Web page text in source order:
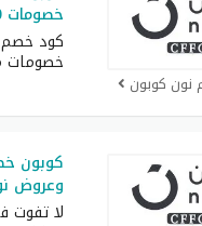
كوبون
خصومات 80% مميز لكل العملاء
كود
خصومات
وعروض
لا تفوت